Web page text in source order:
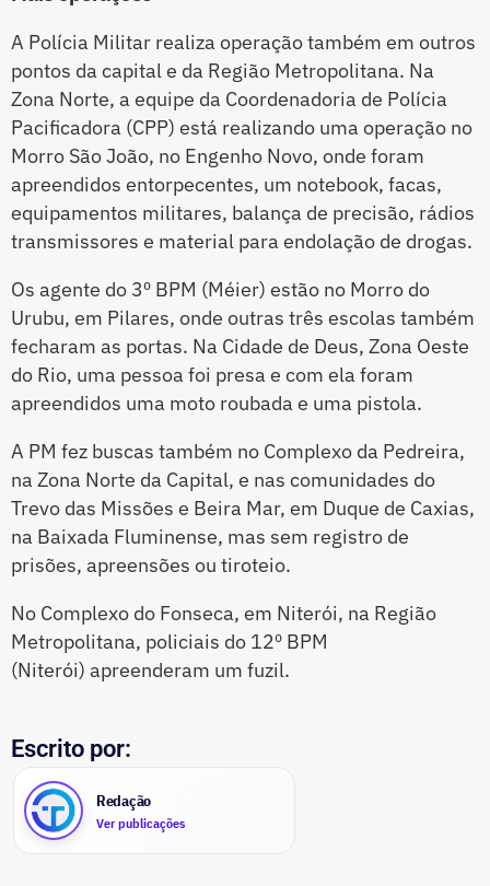
A Polícia Militar realiza operação também em outros
pontos da capital e da Região Metropolitana. Na
Zona Norte, a equipe da Coordenadoria de Polícia
Pacificadora (CPP) está realizando uma operação no
Morro São João, no Engenho Novo, onde foram
apreendidos entorpecentes, um notebook, facas,
equipamentos militares, balança de precisão, rádios
transmissores e material para endolação de drogas.
Os agente do 3º BPM (Méier) estão no Morro do
Urubu, em Pilares, onde outras três escolas também
fecharam as portas. Na Cidade de Deus, Zona Oeste
do Rio, uma pessoa foi presa e com ela foram
apreendidos uma moto roubada e uma pistola.
A PM fez buscas também no Complexo da Pedreira,
na Zona Norte da Capital, e nas comunidades do
Trevo das Missões e Beira Mar, em Duque de Caxias,
na Baixada Fluminense, mas sem registro de
prisões, apreensões ou tiroteio.
No Complexo do Fonseca, em Niterói, na Região
Metropolitana, policiais do 12º BPM
(Niterói) apreenderam um fuzil.
Escrito por:
Redação
Ver publicações